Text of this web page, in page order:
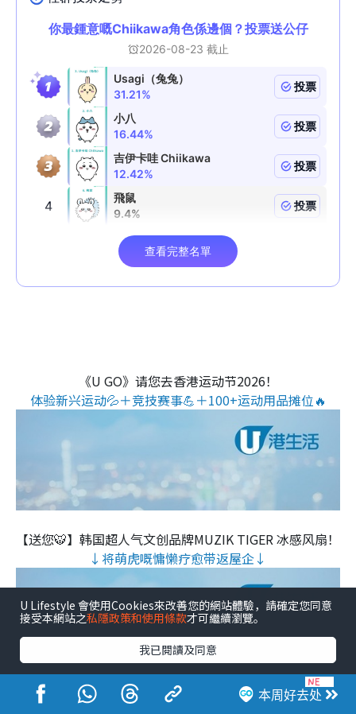
《U GO》请您去香港运动节2026！
体验新兴运动💦＋竞技赛事💪＋100+运动用品摊位🔥
【送您🐯】韩国超人气文创品牌MUZIK TIGER 冰感风扇！
↓将萌虎嘅慵懒疗愈带返屋企↓
本周好去处
U Lifestyle 會使用Cookies來改善您的網站體驗，請確定您同意
接受本網站之私隱政策和使用條款才可繼續瀏覽。
我已閱讀及同意